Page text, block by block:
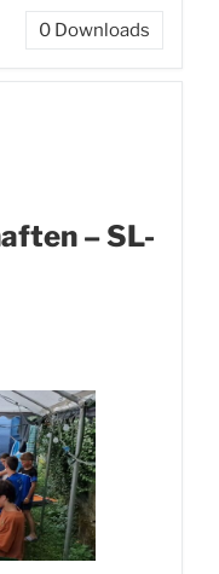
0 Downloads
– SL-